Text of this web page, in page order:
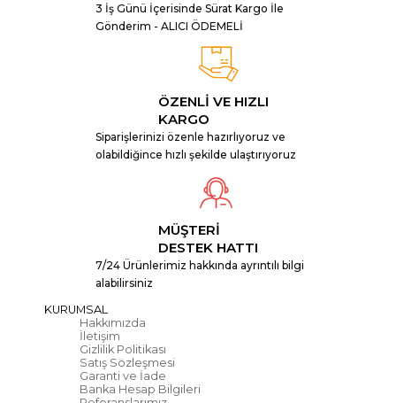
3 İş Günü İçerisinde Sürat Kargo İle
Gönderim - ALICI ÖDEMELİ
ÖZENLİ VE HIZLI
KARGO
Siparişlerinizi özenle hazırlıyoruz ve
olabildiğince hızlı şekilde ulaştırıyoruz
MÜŞTERİ
DESTEK HATTI
7/24 Ürünlerimiz hakkında ayrıntılı bilgi
alabilirsiniz
KURUMSAL
Hakkımızda
İletişim
Gizlilik Politikası
Satış Sözleşmesi
Garanti ve İade
Banka Hesap Bilgileri